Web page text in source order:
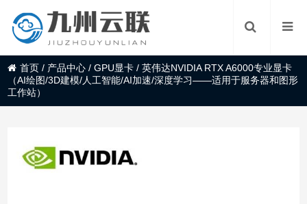
首页 / 产品中心 /GPU显卡 /英伟达NVIDIA RTX A6000专业显卡
（AI绘图/3D建模/人工智能/AI加速/深度学习——适用于服务器和图形
工作站）